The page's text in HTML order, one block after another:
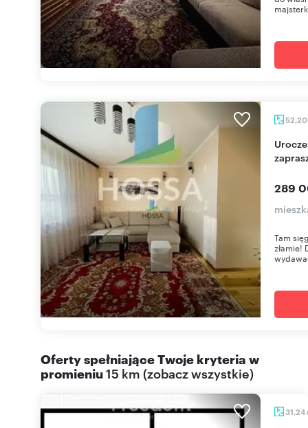
52,20
Urocze 2-pokojowe mieszkanie 52,2 m² z piwnicą
289
Tam
złamie!
Oferty spełniające Twoje kryteria w
promieniu15 km (zobacz wszystkie)
31,24